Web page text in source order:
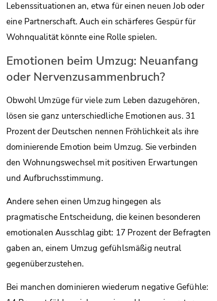
Lebenssituationen an, etwa für einen neuen Job oder
eine Partnerschaft. Auch ein schärferes Gespür für
Wohnqualität könnte eine Rolle spielen.
Emotionen beim Umzug: Neuanfang
oder Nervenzusammenbruch?
Obwohl Umzüge für viele zum Leben dazugehören,
lösen sie ganz unterschiedliche Emotionen aus. 31
Prozent der Deutschen nennen Fröhlichkeit als ihre
dominierende Emotion beim Umzug. Sie verbinden
den Wohnungswechsel mit positiven Erwartungen
und Aufbruchsstimmung.
Andere sehen einen Umzug hingegen als
pragmatische Entscheidung, die keinen besonderen
emotionalen Ausschlag gibt: 17 Prozent der Befragten
gaben an, einem Umzug gefühlsmäßig neutral
gegenüberzustehen.
Bei manchen dominieren wiederum negative Gefühle: